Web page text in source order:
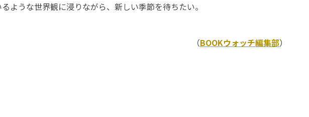
ような世界観に浸りながら、新しい季節を待ちたい。
（BOOKウォッチ編集部）